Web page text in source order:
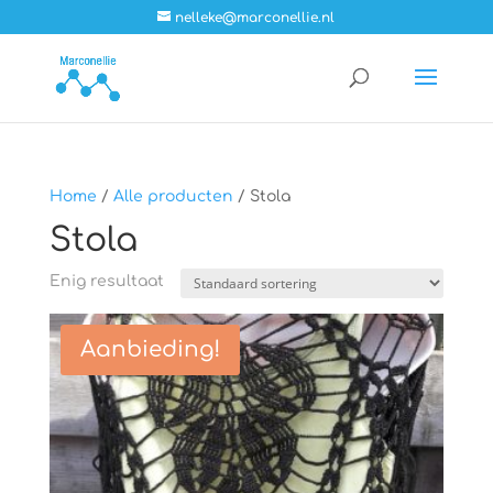
nelleke@marconellie.nl
Home / Alle producten / Stola
Stola
Enig resultaat
Aanbieding!